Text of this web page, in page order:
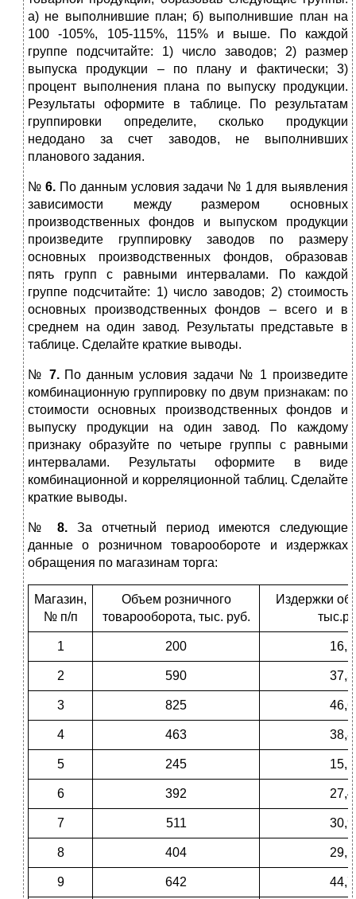
а) не выполнившие план; б) выполнившие план на
100 -105%, 105-115%, 115% и выше. По каждой
группе подсчитайте: 1) число заводов; 2) размер
выпуска продукции – по плану и фактически; 3)
процент выполнения плана по выпуску продукции.
Результаты оформите в таблице. По результатам
группировки определите, сколько продукции
недодано за счет заводов, не выполнивших
планового задания.
№6. По данным условия задачи № 1 для выявления
зависимости между размером основных
производственных фондов и выпуском продукции
произведите группировку заводов по размеру
основных производственных фондов, образовав
пять групп с равными интервалами. По каждой
группе подсчитайте: 1) число заводов; 2) стоимость
основных производственных фондов – всего и в
среднем на один завод. Результаты представьте в
таблице. Сделайте краткие выводы.
№ 7. По данным условия задачи № 1 произведите
комбинационную группировку по двум признакам: по
стоимости основных производственных фондов и
выпуску продукции на один завод. По каждому
признаку образуйте по четыре группы с равными
интервалами. Результаты оформите в виде
комбинационной и корреляционной таблиц. Сделайте
краткие выводы.
№ 8. За отчетный период имеются следующие
данные о розничном товарообороте и издержках
обращения по магазинам торга:
Магазин,
№ п/п
Объем розничного
товарооборота, тыс. руб.
Издержки
1 200 16,2
2 590 37,3
3 825 46,6
4 463 38,8
5 245 15,1
6 392 27,4
7 511 30,9
8 404 29,5
9 642 44,7